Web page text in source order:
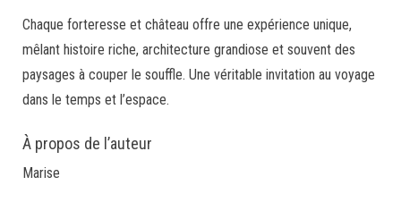
Chaque forteresse et château offre une expérience unique,
mêlant histoire riche, architecture grandiose et souvent des
paysages à couper le souffle. Une véritable invitation au voyage
dans le temps et l’espace.
À propos de l’auteur
Marise